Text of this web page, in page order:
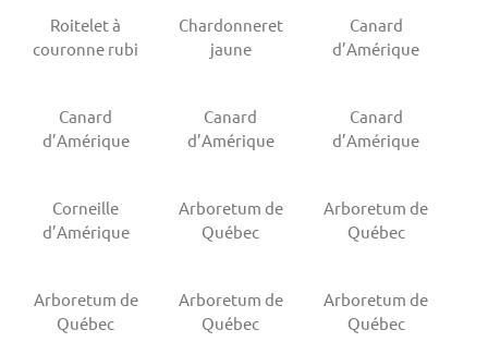
Roitelet à
couronne rubi
Chardonneret
jaune
Canard
d’Amérique
Canard
d’Amérique
Canard
d’Amérique
Canard
d’Amérique
Corneille
d’Amérique
Arboretum de
Québec
Arboretum de
Québec
Arboretum de
Québec
Arboretum de
Québec
Arboretum de
Québec